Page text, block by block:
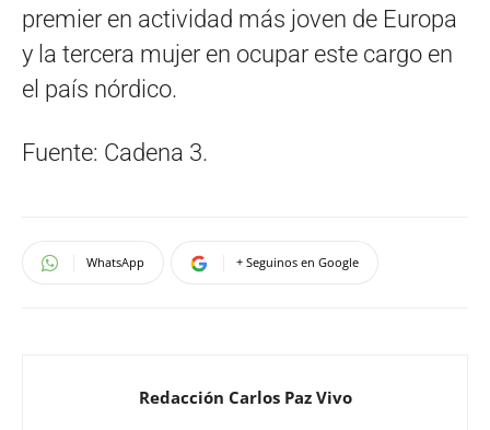
premier en actividad más joven de Europa
y la tercera mujer en ocupar este cargo en
el país nórdico.
Fuente: Cadena 3.
WhatsApp + Seguinos en Google
Redacción Carlos Paz Vivo